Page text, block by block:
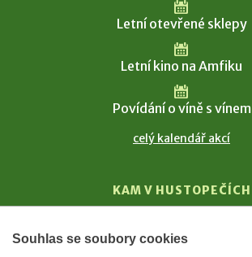
Letní otevřené sklepy
Letní kino na Amfiku
Povídání o víně s vínem
celý kalendář akcí
KAM V HUSTOPEČÍCH
T. G. Masaryk
Souhlas se soubory cookies